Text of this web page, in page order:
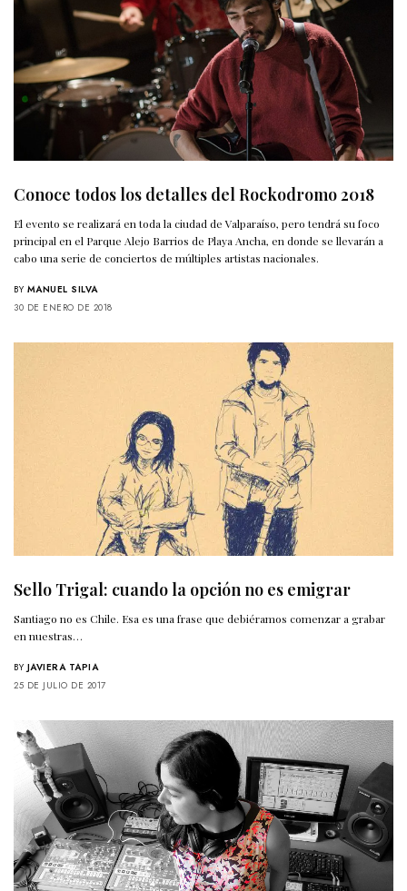
Conoce todos los detalles del Rockodromo 2018
El evento se realizará en toda la ciudad de Valparaíso, pero tendrá su foco
principal en el Parque Alejo Barrios de Playa Ancha, en donde se llevarán a
cabo una serie de conciertos de múltiples artistas nacionales.
BY MANUEL SILVA
30 DE ENERO DE 2018
Sello Trigal: cuando la opción no es emigrar
Santiago no es Chile. Esa es una frase que debiéramos comenzar a grabar
en nuestras…
BY JAVIERA TAPIA
25 DE JULIO DE 2017